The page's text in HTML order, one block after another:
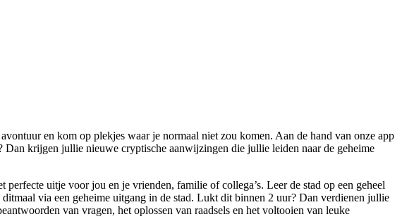
en kom op plekjes waar je normaal niet zou komen. Aan de hand van onze app
krijgen jullie nieuwe cryptische aanwijzingen die jullie leiden naar de geheime
uitje voor jou en je vrienden, familie of collega’s. Leer de stad op een geheel
via een geheime uitgang in de stad. Lukt dit binnen 2 uur? Dan verdienen jullie
van vragen, het oplossen van raadsels en het voltooien van leuke